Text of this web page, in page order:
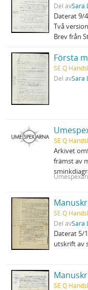
Del avSara
Daterat 9/
Två
Brev från
Första
SE Q
Del avSara
SE Q
Arkivet
främst av
SE Q
Del avSara
Daterat 5/
utskrift av
SE Q